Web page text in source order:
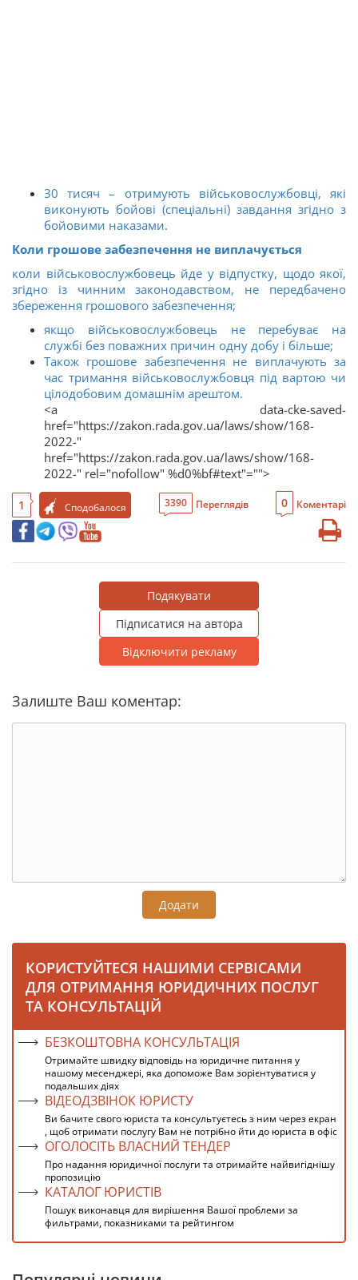
30 тисяч – отримують військовослужбовці, які
виконують бойові (спеціальні) завдання згідно з
бойовими наказами.
Коли грошове забезпечення не виплачується
коли військовослужбовець йде у відпустку, щодо якої,
згідно із чинним законодавством, не передбачено
збереження грошового забезпечення;
якщо військовослужбовець не перебуває на
службі без поважних причин одну добу і більше;
Також грошове забезпечення не виплачують за
час тримання військовослужбовця під вартою чи
цілодобовим домашнім арештом.
<a data-cke-saved-
href="https://zakon.rada.gov.ua/laws/show/168-
2022-"
href="https://zakon.rada.gov.ua/laws/show/168-
2022-" rel="nofollow" %d0%bf#text"="">
1 Сподобалося 3390 Переглядів 0 Коментарі
Подякувати
Підписатися на автора
Відключити рекламу
Залиште Ваш коментар:
Додати
КОРИСТУЙТЕСЯ НАШИМИ СЕРВІСАМИ
ДЛЯ ОТРИМАННЯ ЮРИДИЧНИХ ПОСЛУГ
ТА КОНСУЛЬТАЦІЙ
БЕЗКОШТОВНА КОНСУЛЬТАЦІЯ
Отримайте швидку відповідь на юридичне питання у
нашому месенджері, яка допоможе Вам зорієнтуватися у
подальших діях
ВІДЕОДЗВІНОК ЮРИСТУ
Ви бачите свого юриста та консультуєтесь з ним через екран
, щоб отримати послугу Вам не потрібно йти до юриста в офіс
ОГОЛОСІТЬ ВЛАСНИЙ ТЕНДЕР
Про надання юридичної послуги та отримайте найвигіднішу
пропозицію
КАТАЛОГ ЮРИСТІВ
Пошук виконавця для вирішення Вашої проблеми за
фильтрами, показниками та рейтингом